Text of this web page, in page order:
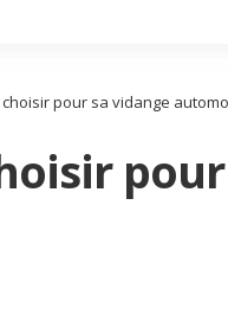
choisir pour sa vidange